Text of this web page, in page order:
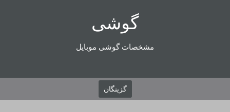
گوشی
مشخصات گوشی موبایل
گزینگان